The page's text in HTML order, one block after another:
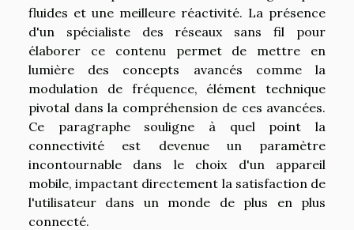
fluides et une meilleure réactivité. La présence
d'un spécialiste des réseaux sans fil pour
élaborer ce contenu permet de mettre en
lumière des concepts avancés comme la
modulation de fréquence, élément technique
pivotal dans la compréhension de ces avancées.
Ce paragraphe souligne à quel point la
connectivité est devenue un paramètre
incontournable dans le choix d'un appareil
mobile, impactant directement la satisfaction de
l'utilisateur dans un monde de plus en plus
connecté.